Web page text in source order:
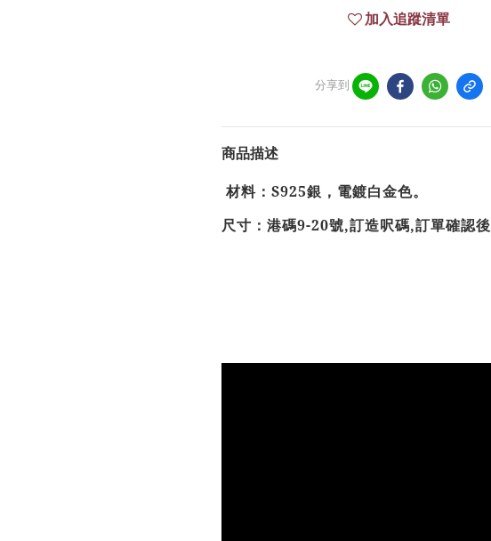
加入追蹤清單
分享到
商品描述
材料： S925銀，電鍍白金色。
尺寸： 港碼9-20號,訂造呎碼,訂單確認後